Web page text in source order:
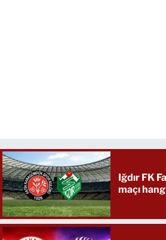
Iğdır FK
maçı